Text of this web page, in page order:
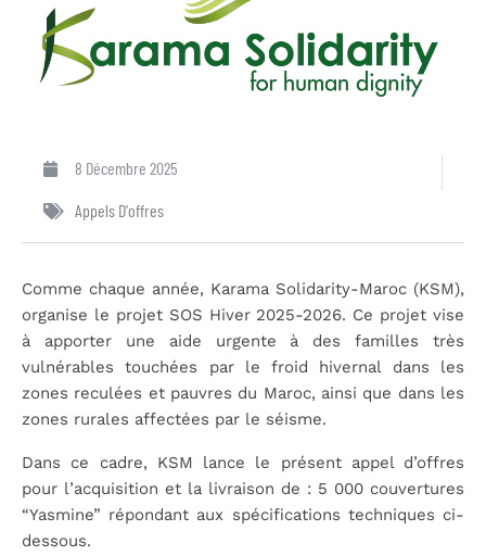
8 Décembre 2025
Appels D'offres
Comme chaque année, Karama Solidarity-Maroc (KSM),
organise le projet SOS Hiver 2025-2026. Ce projet vise
à apporter une aide urgente à des familles très
vulnérables touchées par le froid hivernal dans les
zones reculées et pauvres du Maroc, ainsi que dans les
zones rurales affectées par le séisme.
Dans ce cadre, KSM lance le présent appel d’offres
pour l’acquisition et la livraison de : 5 000 couvertures
“Yasmine” répondant aux spécifications techniques ci-
dessous.